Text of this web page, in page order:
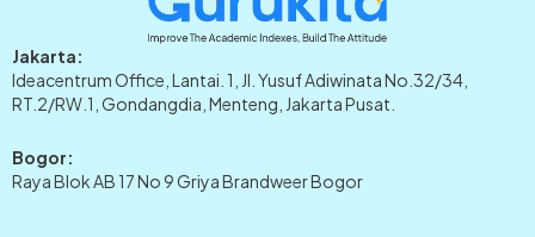
Jakarta:
Ideacentrum Office, Lantai. 1, Jl. Yusuf Adiwinata No.32/34,
RT.2/RW.1, Gondangdia, Menteng, Jakarta Pusat.
Bogor:
Raya Blok AB 17 No 9 Griya Brandweer Bogor